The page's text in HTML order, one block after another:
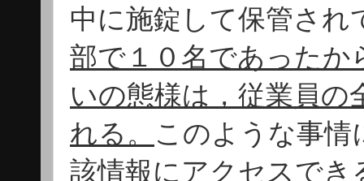
中に施錠して保管され
部で１０名であったか
いの態様は，従業員
れる。
このような事情
該情報にアクセスでき